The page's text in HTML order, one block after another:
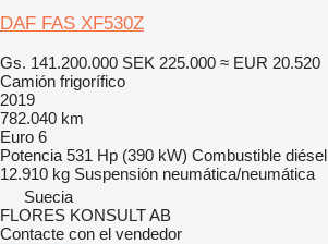
DAF FAS XF530Z
Gs. 141.200.000 SEK 225.000 ≈ EUR 20.520
Camión frigorífico
2019
782.040 km
Euro 6
Potencia 531 Hp (390 kW) Combustible diésel
12.910 kg Suspensión neumática/neumática
Suecia
FLORES KONSULT AB
Contacte con el vendedor